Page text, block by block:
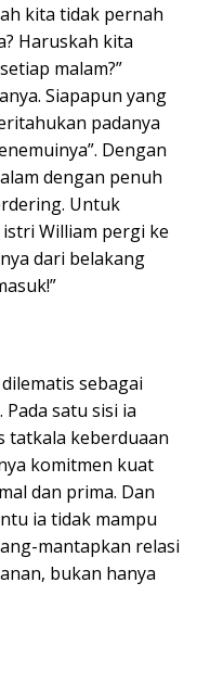
kita tidak pernah
Haruskah kita
malam?”
Siapapun yang
padanya
Dengan
dengan penuh
Untuk
William pergi ke
dari belakang
sebagai
satu sisi ia
tatkala keberduaan
komitmen kuat
dan prima. Dan
ia tidak mampu
mantapkan relasi
bukan hanya